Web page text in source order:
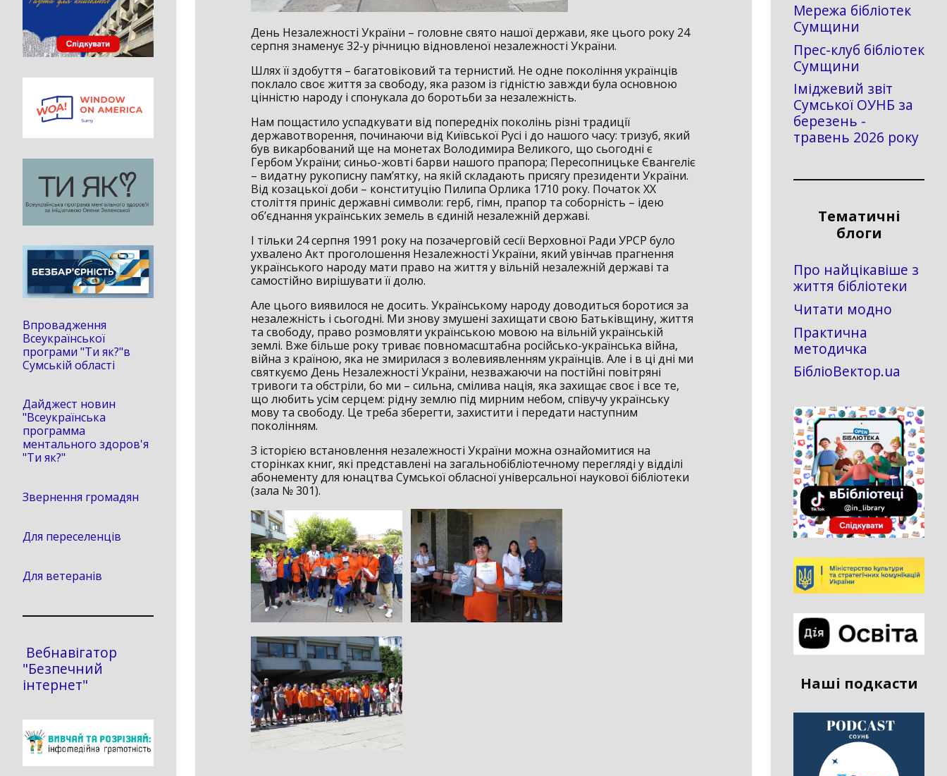
День Незалежності України – головне свято нашої держави, яке цього року 24
серпня знаменує 32-у річницю відновленої незалежності України.
Шлях її здобуття – багатовіковий та тернистий. Не одне покоління українців
поклало своє життя за свободу, яка разом із гідністю завжди була основною
цінністю народу і спонукала до боротьби за незалежність.
Нам пощастило успадкувати від попередніх поколінь різні традиції
державотворення, починаючи від Київської Русі і до нашого часу: тризуб, який
був викарбований ще на монетах Володимира Великого, що сьогодні є
Гербом України; синьо-жовті барви нашого прапора; Пересопницьке Євангеліє
– видатну рукописну пам’ятку, на якій складають присягу президенти України.
Від козацької доби – конституцію Пилипа Орлика 1710 року. Початок ХХ
століття приніс державні символи: герб, гімн, прапор та соборність – ідею
об’єднання українських земель в єдиній незалежній державі.
І тільки 24 серпня 1991 року на позачерговій сесії Верховної Ради УРСР було
ухвалено Акт проголошення Незалежності України, який увінчав прагнення
українського народу мати право на життя у вільній незалежній державі та
самостійно вирішувати її долю.
Але цього виявилося не досить. Українському народу доводиться боротися за
незалежність і сьогодні. Ми знову змушені захищати свою Батьківщину, життя
та свободу, право розмовляти українською мовою на вільній українській
землі. Вже більше року триває повномасштабна російсько-українська війна,
війна з країною, яка не змирилася з волевиявленням українців. Але і в ці дні ми
святкуємо День Незалежності України, незважаючи на постійні повітряні
тривоги та обстріли, бо ми – сильна, смілива нація, яка захищає своє і все те,
що любить усім серцем: рідну землю під мирним небом, співучу українську
мову та свободу. Це треба зберегти, захистити і передати наступним
поколінням.
З історією встановлення незалежності України можна ознайомитися на
сторінках книг, які представлені на загальнобібліотечному перегляді у відділі
абонементу для юнацтва Сумської обласної універсальної наукової бібліотеки
(зала № 301).
Впровадження
Всеукраїнської
програми "Ти як?"в
Сумській області
Дайджест новин
"Всеукраїнська
программа
ментального здоров'я
"Ти як?"
Звернення громадян
Для переселенців
Для ветеранів
Вебнавігатор
"Безпечний
інтернет"
Мережа бібліотек
Сумщини
Прес-клуб бібліотек
Сумщини
Іміджевий звіт
Сумської ОУНБ за
березень -
травень 2026 року
Тематичні
блоги
Про найцікавіше з
життя бібліотеки
Читати модно
Практична
методичка
БібліоВектор.ua
Наші подкасти